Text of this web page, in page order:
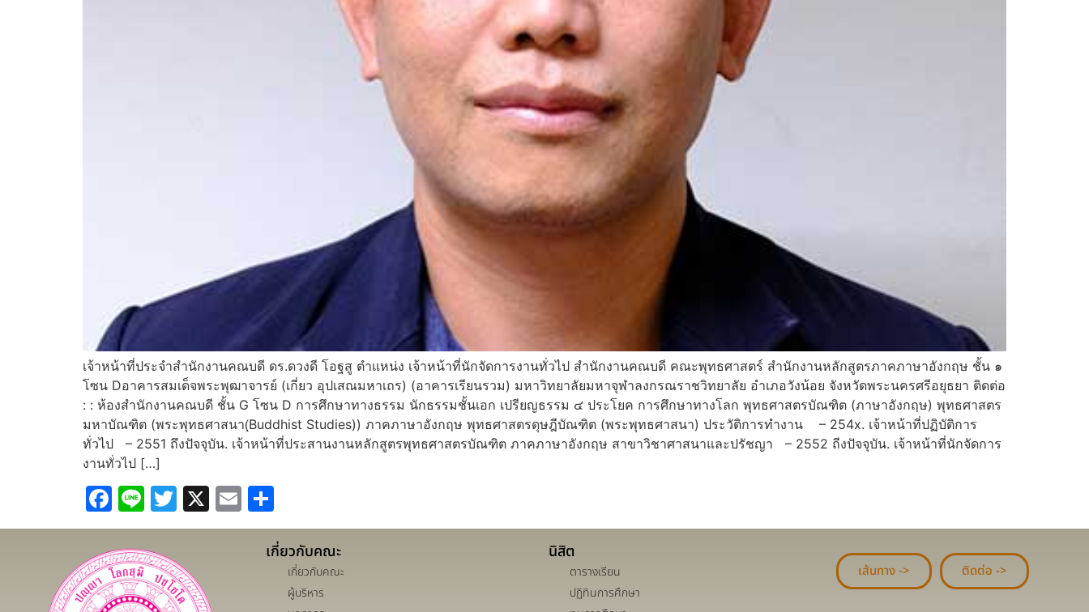
เจ้าหน้าที่ประจำสำนักงานคณบดี ดร.ดวงดี โอฐสู ตำแหน่ง เจ้าหน้าที่นักจัดการงานทั่วไป สำนักงานคณบดี คณะพุทธศาสตร์ สำนักงานหลักสูตรภาคภาษาอังกฤษ ชั้น ๑
โซน Dอาคารสมเด็จพระพุฒาจารย์ (เกี่ยว อุปเสณมหาเถร) (อาคารเรียนรวม) มหาวิทยาลัยมหาจุฬาลงกรณราชวิทยาลัย อำเภอวังน้อย จังหวัดพระนครศรีอยุธยา ติดต่อ
: : ห้องสำนักงานคณบดี ชั้น G โซน D การศึกษาทางธรรม นักธรรมชั้นเอก เปรียญธรรม ๔ ประโยค การศึกษาทางโลก พุทธศาสตรบัณฑิต (ภาษาอังกฤษ) พุทธศาสตร
มหาบัณฑิต (พระพุทธศาสนา(ฺBuddhist Studies)) ภาคภาษาอังกฤษ พุทธศาสตรดุษฎีบัณฑิต (พระพุทธศาสนา) ประวัติการทำงาน – 254x. เจ้าหน้าที่ปฏิบัติการ
ทั่วไป – 2551 ถึงปัจจุบัน. เจ้าหน้าที่ประสานงานหลักสูตรพุทธศาสตรบัณฑิต ภาคภาษาอังกฤษ สาขาวิชาศาสนาและปรัชญา – 2552 ถีงปัจจุบัน. เจ้าหน้าที่นักจัดการ
งานทั่วไป […]
Facebook
LineTwitter
X Email
เกี่ยวกับคณะ
เกี่ยวกับคณะ
ผู้บริหาร
นิสิต
ตารางเรียน
ปฏิทินการศึกษา
เส้นทาง -> ติดต่อ ->